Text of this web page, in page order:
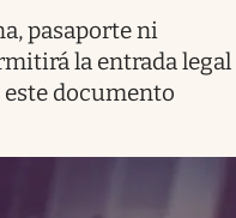
pasaporte ni
la entrada legal
documento